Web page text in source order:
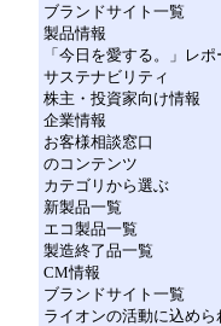
ブランドサイト一覧
製品情報
「今日を愛する。」レポ
サステナビリティ
株主・投資家向け情報
企業情報
お客様相談窓口
のコンテンツ
カテゴリから選ぶ
新製品一覧
エコ製品一覧
製造終了品一覧
CM情報
ブランドサイト一覧
ライオンの活動に込めら